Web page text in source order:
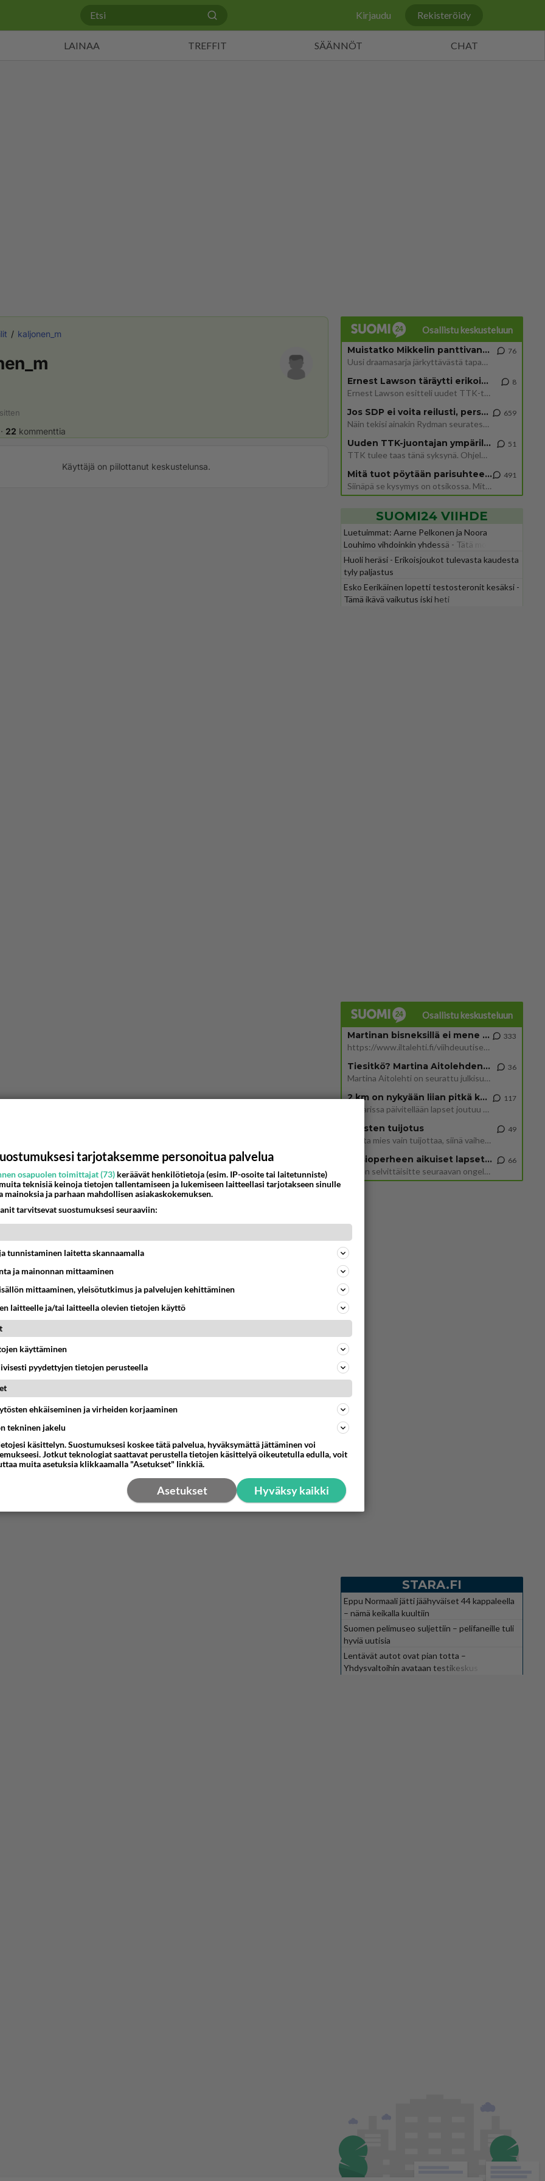
Kirjaudu Rekisteröidy
LAINAA TREFFIT SÄÄNNÖT CHAT
kaljonen_m
sitten
· 22 kommenttia
Käyttäjä on piilottanut keskustelunsa.
Osallistu keskusteluun
Muistatko Mikkelin panttivankidraaman?
Uusi draamasarja järkyttävästä tapauksesta on tulossa. Tositapahtumiin perustuva sarja ammentaa vuoden 1986 Mikkelin pan
76
Ernest Lawson täräytti erikoisen heiton TTK-lehdistötilaisuudessa: " Onko tässä tarkoituksena...?"
Ernest Lawson esitteli uudet TTK-tähtioppilaat ja opettajat torstaina 6.8. lehdistölle. Tulevalla kaudella on yksi hausk
8
Jos SDP ei voita reilusti, persut kumoavat demokratian Suomesta
Näin tekisi ainakin Rydman seuratessaan idolinsa Trumpin mallia https://www.is.fi/politiikka/art-2000012187244.html
659
Uuden TTK-juontajan ympärillä epätietoisuus sakenee - Nyt MTV hämmentää soppaa
TTK tulee taas tänä syksynä. Ohjelman uudet tähtioppilaat julkistetaan torstaina 6. elokuuta klo 14 alkavassa lehdistö
51
Mitä tuot pöytään parisuhteessa?
Siinäpä se kysymys on otsikossa. Mitäpä siis tuot/toisit pöytään parisuhteessa? Oletko mies vai nainen? Koetko sen mitä
491
SUOMI24 VIIHDE
Luetuimmat: Aarne Pelkonen ja Noora
Louhimo vihdoinkin yhdessä - Tätä moni jo
odotti
Huoli heräsi - Erikoisjoukot tulevasta kaudesta
tyly paljastus
Esko Eerikäinen lopetti testosteronit kesäksi -
Tämä ikävä vaikutus iski heti
Osallistu keskusteluun
Martinan bisneksillä ei mene hyvin
https://www.iltalehti.fi/viihdeuutiset/a/c46da6ab-340f-4790-aaa7-0865eed2336 Yrityksen konkurssihakemus on tullut kärä
333
Tiesitkö? Martina Aitolehden isäpuoli on tämä suosittu laulaja
Martina Aitolehti on seurattu julkisuuden henkilö. Lähipiiriin mahtuu muitakin tunnettuja henkilöitä. Tiesitkö, että Ma
36
2 km on nykyään liian pitkä koulumatka
Hesarissa päivitellään lapset joutuu nyt kulkemaan 2 km kouluun jösses. Ruostefillarilla tuo matka menee vaikka miten äk
117
Miesten tuijotus
Mutta mies vain tuijottaa, siinä vaiheessa käännän itse pään pois. Mikä juttu? Yleensä jos joku tuijottaa tai katsoo, hä
49
Uusioperheen aikuiset lapset tyhjentää jääkaapin käydessään
Miten selvittäisitte seuraavan ongelman, meillä on uusioperhe, minulla teini-ikäiset lapset ja puolisolla aikuiset, jotk
66
STARA.FI
Eppu Normaali jätti jäähyväiset 44 kappaleella
– nämä keikalla kuultiin
Suomen pelimuseo suljettiin – pelifaneille tuli
hyviä uutisia
Lentävät autot ovat pian totta –
Yhdysvaltoihin avataan testikeskus
tarjotaksemme personoitua palvelua
osapuolen toimittajat (73) keräävät henkilötietoja (esim. IP-osoite tai laitetunniste)
teknisiä keinoja tietojen tallentamiseen ja lukemiseen laitteellasi tarjotakseen sinulle
ja parhaan mahdollisen asiakaskokemuksen.
tarvitsevat suostumuksesi seuraaviin:
tunnistaminen laitetta skannaamalla
ja mainonnan mittaaminen
mittaaminen, yleisötutkimus ja palvelujen kehittäminen
laitteelle ja/tai laitteella olevien tietojen käyttö
käyttäminen
pyydettyjen tietojen perusteella
ehkäiseminen ja virheiden korjaaminen
tekninen jakelu
käsittelyn. Suostumuksesi koskee tätä palvelua, hyväksymättä jättäminen voi
Jotkut teknologiat saattavat perustella tietojen käsittelyä oikeutetulla edulla, voit
muita asetuksia klikkaamalla "Asetukset" linkkiä.
Hyväksy kaikki
Asetukset